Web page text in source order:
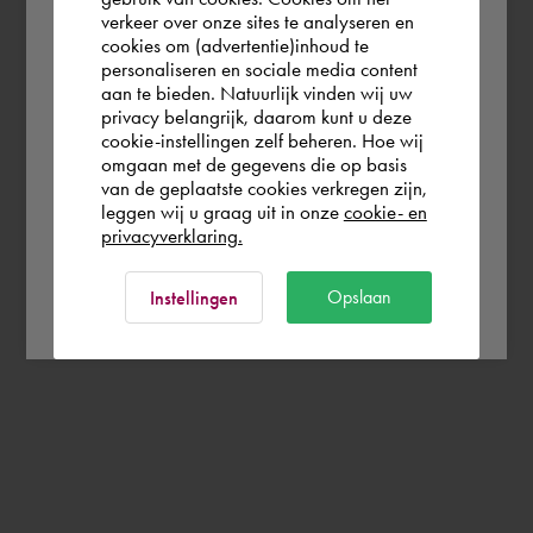
you wish to shop.
Deutschland
Rest of the world
verkeer over onze sites te analyseren en
cookies om (advertentie)inhoud te
personaliseren en sociale media content
aan te bieden. Natuurlijk vinden wij uw
privacy belangrijk, daarom kunt u deze
cookie-instellingen zelf beheren. Hoe wij
omgaan met de gegevens die op basis
van de geplaatste cookies verkregen zijn,
leggen wij u graag uit in onze cookie- en
privacyverklaring.
Instellingen Opslaan